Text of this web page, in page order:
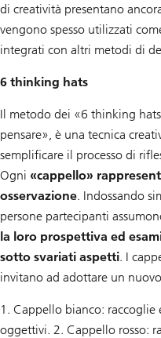
di creatività presentano
vengono spesso utilizzati
integrati con altri metodi di
6 thinking hats
Il metodo dei «6 thinking
pensare», è una tecnica
semplificare il processo di
Ogni «cappello»
osservazione. Indossando
persone partecipanti
la loro prospettiva ed
sotto svariati aspetti. I
invitano ad adottare un
1. Cappello bianco:
oggettivi. 2. Cappello rosso: